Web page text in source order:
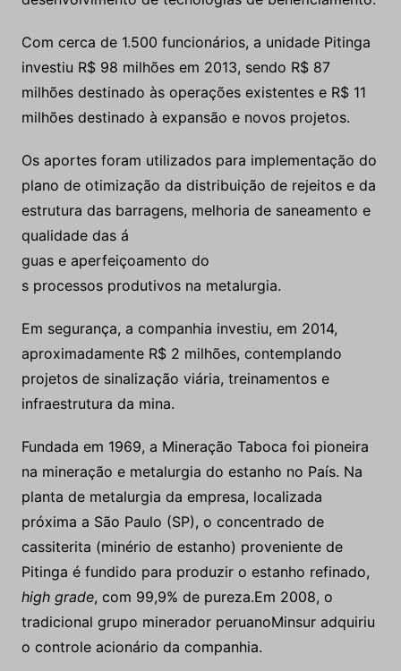
Com cerca de 1.500 funcionários, a unidade Pitinga
investiu R$ 98 milhões em 2013, sendo R$ 87
milhões destinado às operações existentes e R$ 11
milhões destinado à expansão e novos projetos.
Os aportes foram utilizados para implementação do
plano de otimização da distribuição de rejeitos e da
estrutura das barragens, melhoria de saneamento e
qualidade das á
guas e aperfeiçoamento do
s processos produtivos na metalurgia.
Em segurança, a companhia investiu, em 2014,
aproximadamente R$ 2 milhões, contemplando
projetos de sinalização viária, treinamentos e
infraestrutura da mina.
Fundada em 1969, a Mineração Taboca foi pioneira
na mineração e metalurgia do estanho no País. Na
planta de metalurgia da empresa, localizada
próxima a São Paulo (SP), o concentrado de
cassiterita (minério de estanho) proveniente de
Pitinga é fundido para produzir o estanho refinado,
high grade, com 99,9% de pureza.Em 2008, o
tradicional grupo minerador peruanoMinsur adquiriu
o controle acionário da companhia.